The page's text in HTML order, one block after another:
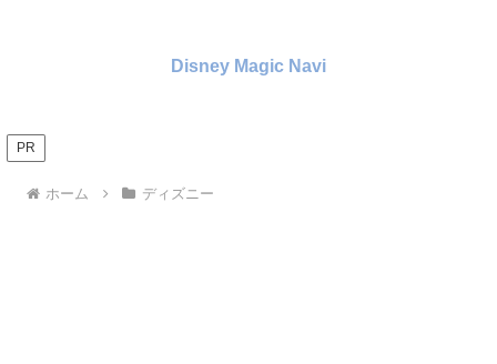
Disney Magic Navi
PR
ホーム ディズニー